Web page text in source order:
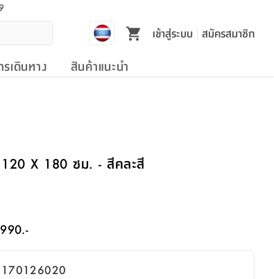
เข้าสู่ระบบ สมัครสมาชิก
เดินทาง สินค้าแนะนำ
X 180 ซม. - สีคละสี
990.-
170126020